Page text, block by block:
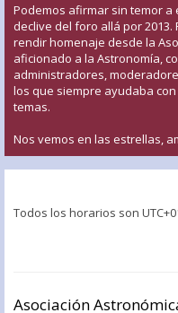
Podemos afirmar sin temor
declive del foro allá por
rendir homenaje desde la
aficionado a la Astronomía,
administradores,
los que siempre ayudaba
temas.
Nos vemos en las estrellas,
Todos los horarios son
Asociación